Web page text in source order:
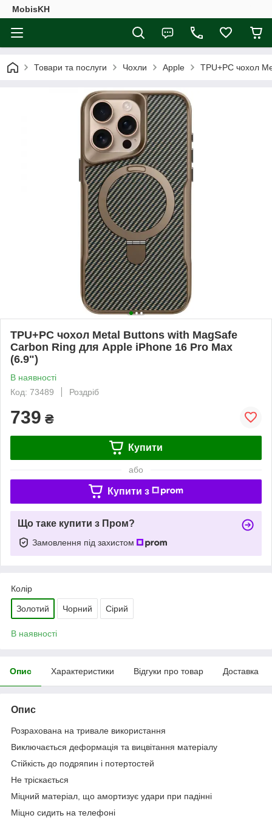
MobisKH
Товари та послуги Чохли Apple TPU+PC чохол
TPU+PC чохол Metal Buttons with MagSafe
Carbon Ring для Apple iPhone 16 Pro Max
(6.9")
В наявності
Код: 73489
Роздріб
739 ₴
Купити
або
Купити з
Що таке купити з Пром?
Замовлення під захистом
Колір
Золотий Чорний Сірий
В наявності
Опис Характеристики Відгуки про товар Доставка
Опис
Розрахована на тривале використання
Виключається деформацiя та вицвiтання матерiалу
Стійкість до подряпин і потертостей
Не тріскається
Міцний матеріал, що амортизує удари при падінні
Міцно сидить на телефоні